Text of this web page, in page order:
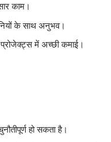
काम।
के साथ अनुभव।
में अच्छी कमाई।
हो सकता है।